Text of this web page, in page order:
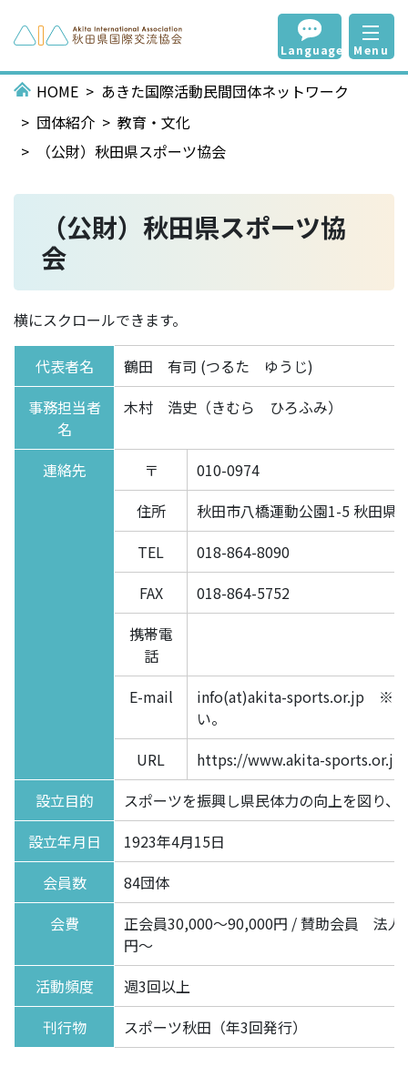
Language Menu
HOME
あきた国際活動民間団体ネットワーク
団体紹介
教育・文化
（公財）秋田県スポーツ協会
（公財）秋田県スポーツ協
会
横にスクロールできます。
代表者名
鶴田 有司 (つるた ゆうじ)
事務担当者
名
木村 浩史（きむら ひろふみ）
連絡先 〒
010-0974
住所
秋田市八橋運動公園1-5 秋田県
TEL
018-864-8090
FAX
018-864-5752
携帯電
話
E-mail
info(at)akita-sports.or.jp
い。
URL
https://www.akita-sports.or.jp/
設立目的
スポーツを振興し県民体力の向上を図り、
設立年月日
1923年4月15日
会員数
84団体
会費
正会員30,000～90,000円 / 賛助会員 法人
円～
活動頻度
週3回以上
刊行物
スポーツ秋田（年3回発行）